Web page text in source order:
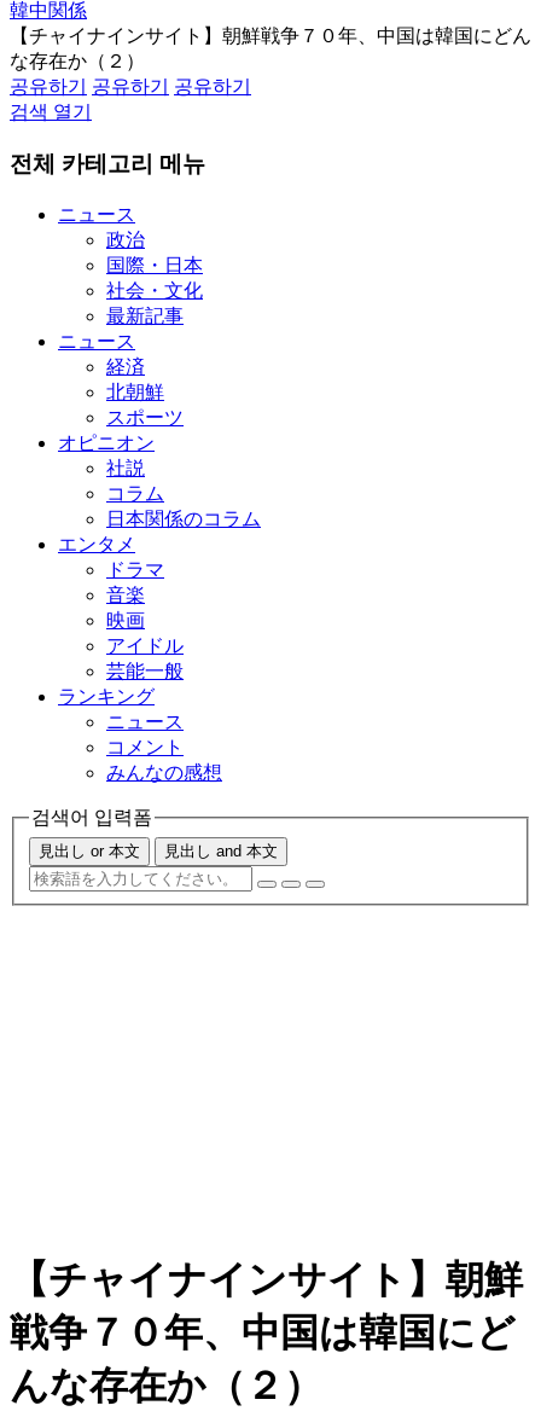
韓中関係
【チャイナインサイト】朝鮮戦争７０年、中国は韓国にどん
な存在か（２）
공유하기
공유하기
공유하기
검색 열기
전체 카테고리 메뉴
ニュース
政治
国際・日本
社会・文化
最新記事
ニュース
経済
北朝鮮
スポーツ
オピニオン
社説
コラム
日本関係のコラム
エンタメ
ドラマ
音楽
映画
アイドル
芸能一般
ランキング
ニュース
コメント
みんなの感想
검색어 입력폼
見出し or 本文 見出し and 本文
【チャイナインサイト】朝鮮
戦争７０年、中国は韓国にど
んな存在か（２）